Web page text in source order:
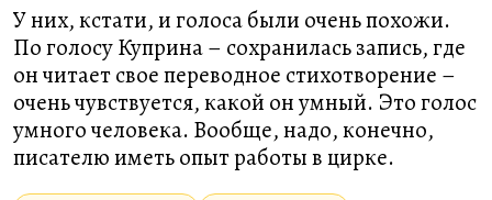
У них, кстати, и голоса были очень похожи.
По голосу Куприна – сохранилась запись, где
он читает свое переводное стихотворение –
очень чувствуется, какой он умный. Это голос
умного человека. Вообще, надо, конечно,
писателю иметь опыт работы в цирке.